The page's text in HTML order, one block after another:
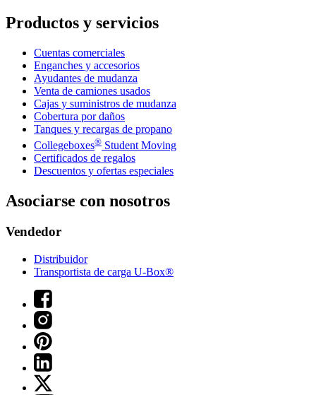
Productos y servicios
Cuentas comerciales
Enganches y accesorios
Ayudantes de mudanza
Venta de camiones usados
Cajas y suministros de mudanza
Cobertura por daños
Tanques y recargas de propano
Collegeboxes® Student Moving
Certificados de regalos
Descuentos y ofertas especiales
Asociarse con nosotros
Vendedor
Distribuidor
Transportista de carga U-Box®